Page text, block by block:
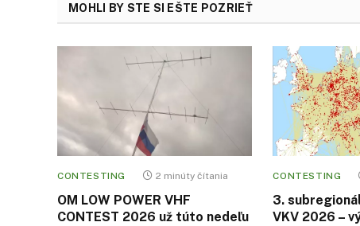
MOHLI BY STE SI EŠTE POZRIEŤ
CONTESTING 2 minúty čítania
OM LOW POWER VHF
CONTEST 2026 už túto nedeľu
CONTESTING
3.
VKV 2026 –